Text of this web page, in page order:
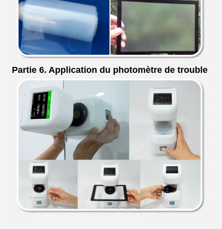
Partie 6. Application du photomètre de trouble